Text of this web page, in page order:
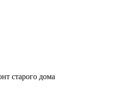
старого дома